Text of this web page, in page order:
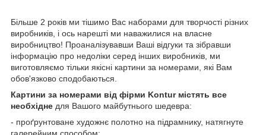
Більше 2 років ми тішимо Вас наборами для творчості різних
виробників, і ось нарешті ми наважилися на власне
виробництво! Проаналізувавши Ваші відгуки та зібравши
інформацію про недоліки серед інших виробників, ми
виготовляємо тільки якісні картини за номерами, які Вам
обов'язково сподобаються.
Картини за номерами від фірми Kontur містять все
необхідне для Вашого майбутнього шедевра:
- проґрунтоване художнє полотно на підрамнику, натягнуте